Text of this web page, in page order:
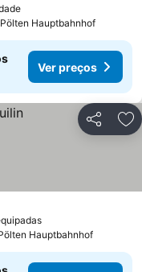
Ver preços
Hauptbahnhof
Ver preços
Partilhar
Ver preços
Hauptbahnhof